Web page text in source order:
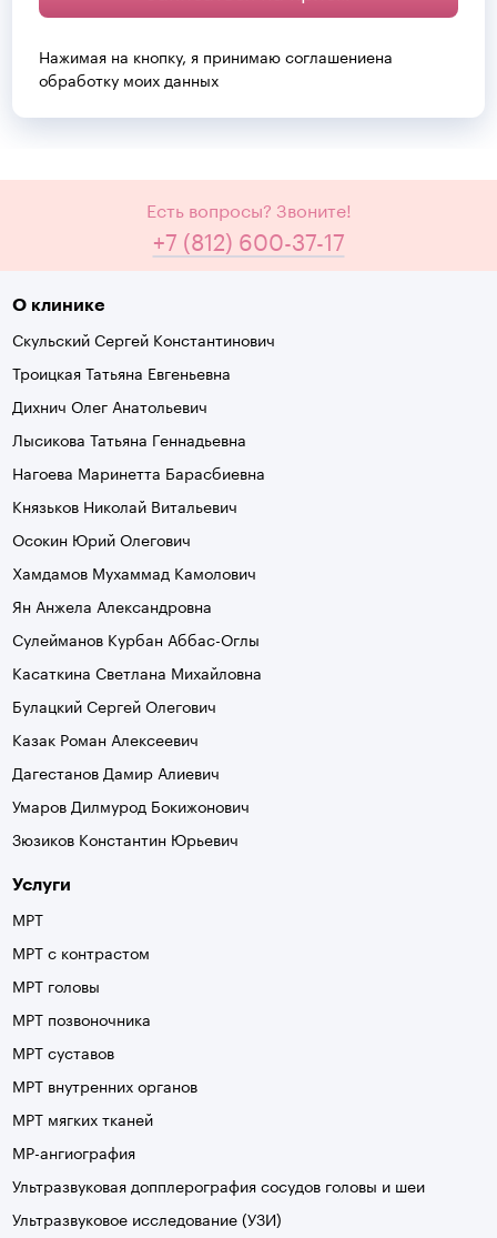
Нажимая на кнопку, я принимаюсоглашениена
обработку моих данных
Есть вопросы? Звоните!
+7 (812) 600-37-17
О клинике
Скульский Сергей Константинович
Троицкая Татьяна Евгеньевна
Дихнич Олег Анатольевич
Лысикова Татьяна Геннадьевна
Нагоева Маринетта Барасбиевна
Князьков Николай Витальевич
Осокин Юрий Олегович
Хамдамов Мухаммад Камолович
Ян Анжела Александровна
Сулейманов Курбан Аббас-Оглы
Касаткина Светлана Михайловна
Булацкий Сергей Олегович
Казак Роман Алексеевич
Дагестанов Дамир Алиевич
Умаров Дилмурод Бокижонович
Зюзиков Константин Юрьевич
Услуги
МРТ
МРТ с контрастом
МРТ головы
МРТ позвоночника
МРТ суставов
МРТ внутренних органов
МРТ мягких тканей
МР-ангиография
Ультразвуковая допплерография сосудов головы и шеи
Ультразвуковое исследование (УЗИ)